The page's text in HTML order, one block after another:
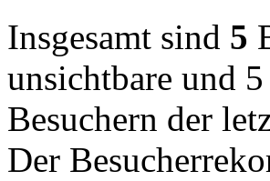
Insgesamt sind 5
unsichtbare und
Besuchern der
Der